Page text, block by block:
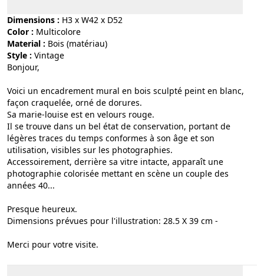
Dimensions : H3 x W42 x D52
Color :
multicolore
Material :
bois (matériau)
Style :
vintage
Bonjour,
Voici un encadrement mural en bois sculpté peint en blanc,
façon craquelée, orné de dorures.
Sa marie-louise est en velours rouge.
Il se trouve dans un bel état de conservation, portant de
légères traces du temps conformes à son âge et son
utilisation, visibles sur les photographies.
Accessoirement, derrière sa vitre intacte, apparaît une
photographie colorisée mettant en scène un couple des
années 40...
Presque heureux.
Dimensions prévues pour l'illustration: 28.5 X 39 cm -
Merci pour votre visite.